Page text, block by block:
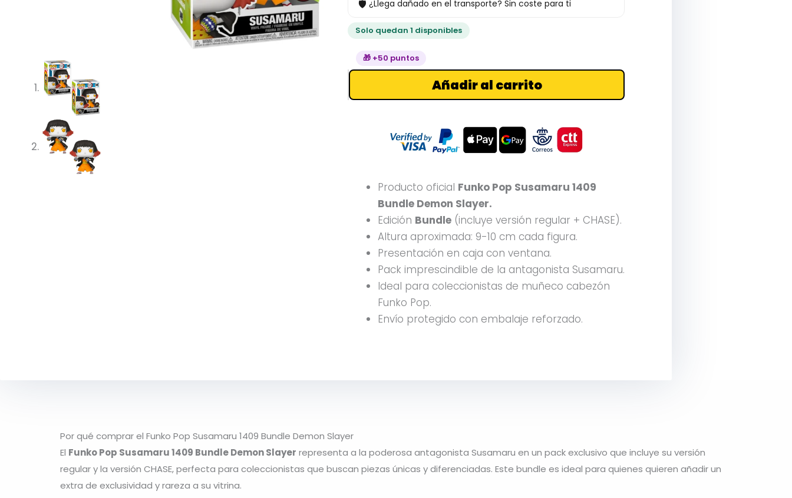
🛡 ¿Llega dañado en el transporte? Sin coste para ti
Solo quedan 1 disponibles
🎁 +50 puntos
Slayer
cantidad
Añadir al carrito
Producto oficial Funko Pop Susamaru 1409
Bundle Demon Slayer.
Edición Bundle (incluye versión regular + CHASE).
Altura aproximada: 9-10 cm cada figura.
Presentación en caja con ventana.
Pack imprescindible de la antagonista Susamaru.
Ideal para coleccionistas de muñeco cabezón
Funko Pop.
Envío protegido con embalaje reforzado.
Por qué comprar el Funko Pop Susamaru 1409 Bundle Demon Slayer
El Funko Pop Susamaru 1409 Bundle Demon Slayer representa a la poderosa antagonista Susamaru en un pack exclusivo que incluye su versión
regular y la versión CHASE, perfecta para coleccionistas que buscan piezas únicas y diferenciadas. Este bundle es ideal para quienes quieren añadir un
extra de exclusividad y rareza a su vitrina.